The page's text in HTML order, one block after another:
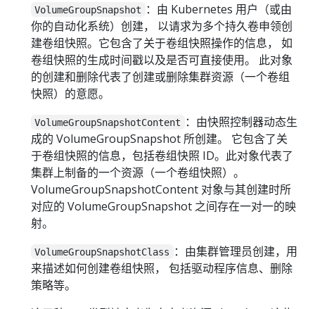
VolumeGroupSnapshot
：由 Kubernetes 用户（或由
你的自动化系统）创建， 以请求为多个持久卷申领创
建卷组快照。它包含了关于卷组快照操作的信息， 如
卷组快照的生成时间戳以及是否可直接使用。 此对象
的创建和删除代表了创建或删除集群资源（一个卷组
快照）的意愿。
VolumeGroupSnapshotContent
：由快照控制器动态生
成的 VolumeGroupSnapshot 所创建。 它包含了关
于卷组快照的信息，包括卷组快照 ID。此对象代表了
集群上制备的一个资源（一个卷组快照）。
VolumeGroupSnapshotContent 对象与其创建时所
对应的 VolumeGroupSnapshot 之间存在一对一的映
射。
VolumeGroupSnapshotClass
：由集群管理员创建，用
来描述如何创建卷组快照， 包括驱动程序信息、删除
策略等。